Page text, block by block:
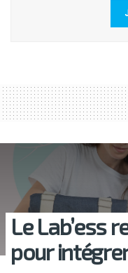
Le Lab’ess
pour